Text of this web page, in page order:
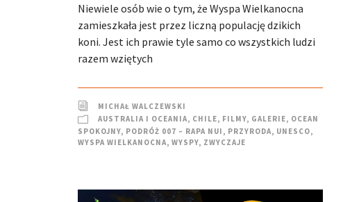
Niewiele osób wie o tym, że Wyspa Wielkanocna
zamieszkała jest przez liczną populację dzikich
koni. Jest ich prawie tyle samo co wszystkich ludzi
razem wziętych
MICHAŁ WALCZEWSKI
AUSTRALIA I OCEANIA, CHILE, FILMY, GALERIE, OCEAN
SPOKOJNY, PODRÓŻ 007 – RAPA NUI , PRZYRODA, UNESCO,
WYSPA WIELKANOCNA, WYSPY, ZWYCZAJE